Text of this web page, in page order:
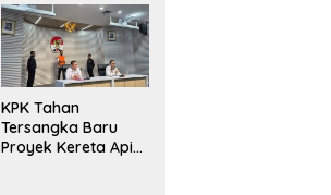
Kaur
KPK Tahan
Tersangka Baru
Proyek Kereta Api